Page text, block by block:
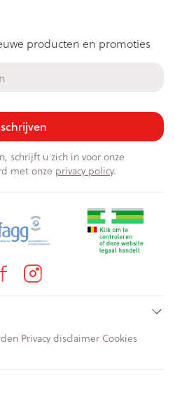
producten en promoties
schrijft u zich in voor onze
met onze privacy policy.
Privacy disclaimer Cookies